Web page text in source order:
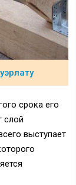
срока его
слой
выступает